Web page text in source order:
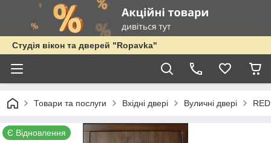
Студія вікон та дверей "Ropavka"
Товари та послуги Вхідні двері Вуличні двері
Є Відновлення